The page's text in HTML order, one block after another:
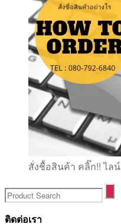
สั่งชื้อสินค้า คลิ๊ก!! ไลน์
ติดต่อเรา